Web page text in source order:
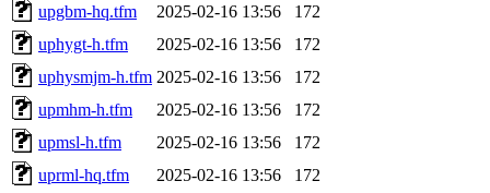
upgbm-hq.tfm
2025-02-16 13:56
172
uphygt-h.tfm
2025-02-16 13:56
172
uphysmjm-h.tfm 2025-02-16 13:56
172
upmhm-h.tfm
2025-02-16 13:56
172
upmsl-h.tfm
2025-02-16 13:56
172
uprml-hq.tfm
2025-02-16 13:56
172